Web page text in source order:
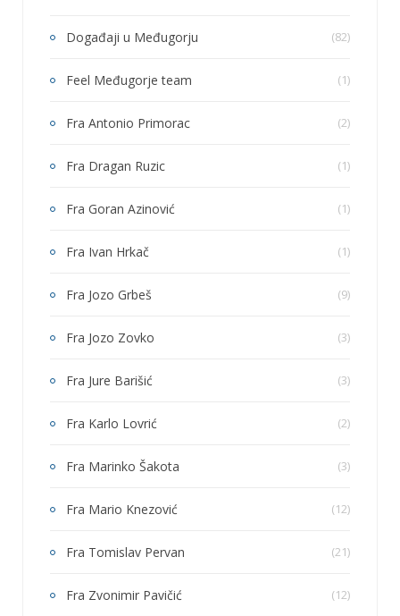
Događaji u Međugorju (82)
Feel Međugorje team (1)
Fra Antonio Primorac (2)
Fra Dragan Ruzic (1)
Fra Goran Azinović (1)
Fra Ivan Hrkač (1)
Fra Jozo Grbeš (9)
Fra Jozo Zovko (3)
Fra Jure Barišić (3)
Fra Karlo Lovrić (2)
Fra Marinko Šakota (3)
Fra Mario Knezović (12)
Fra Tomislav Pervan (21)
Fra Zvonimir Pavičić (12)